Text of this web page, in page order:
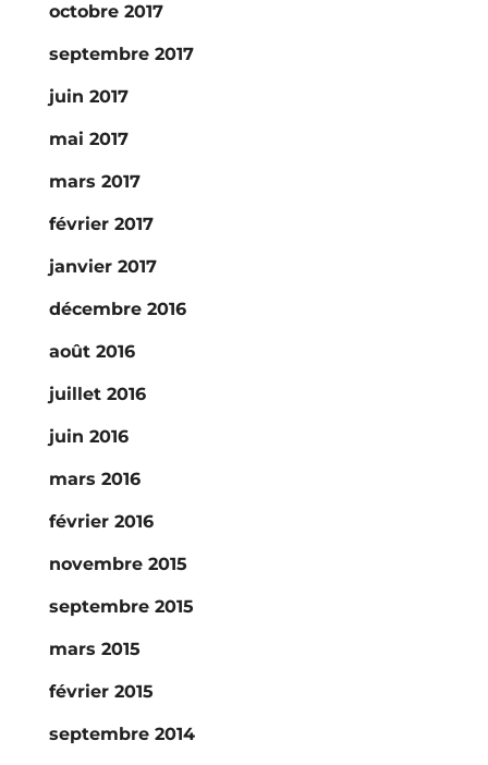
octobre 2017
septembre 2017
juin 2017
mai 2017
mars 2017
février 2017
janvier 2017
décembre 2016
août 2016
juillet 2016
juin 2016
mars 2016
février 2016
novembre 2015
septembre 2015
mars 2015
février 2015
septembre 2014